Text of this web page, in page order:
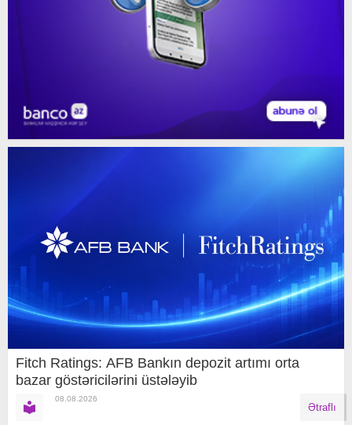
Fitch Ratings: AFB Bankın depozit artımı orta
bazar göstəricilərini üstələyib
08.08.2026
Ətraflı